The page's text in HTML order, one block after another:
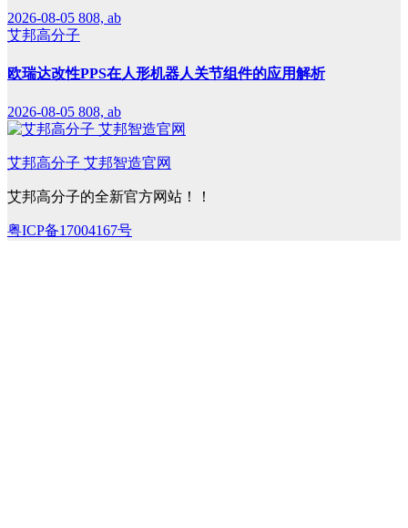
2026-08-05 808, ab
艾邦高分子
欧瑞达改性PPS在人形机器人关节组件的应用解析
2026-08-05 808, ab
艾邦高分子 艾邦智造官网
艾邦高分子的全新官方网站！！
粤ICP备17004167号